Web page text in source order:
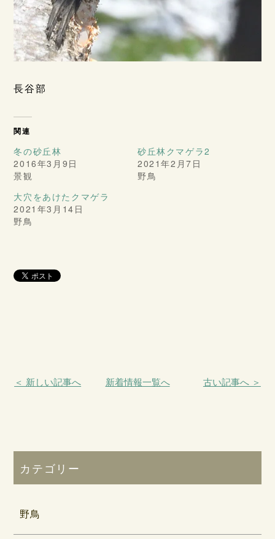
長谷部
関連
冬の砂丘林
2016年3月9日
景観
砂丘林クマゲラ2
2021年2月7日
野鳥
大穴をあけたクマゲラ
2021年3月14日
野鳥
＜ 新しい記事へ 新着情報一覧へ 古い記事へ ＞
カテゴリー
野鳥